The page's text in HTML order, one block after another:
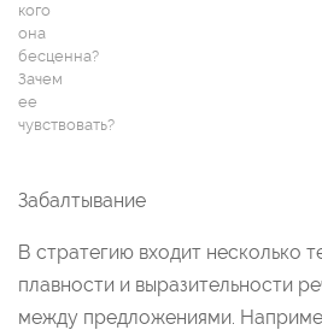
кого
она
бесценна?
Зачем
ее
чувствовать?
Забалтывание
В стратегию входит несколько
плавности и выразительности
между предложениями.